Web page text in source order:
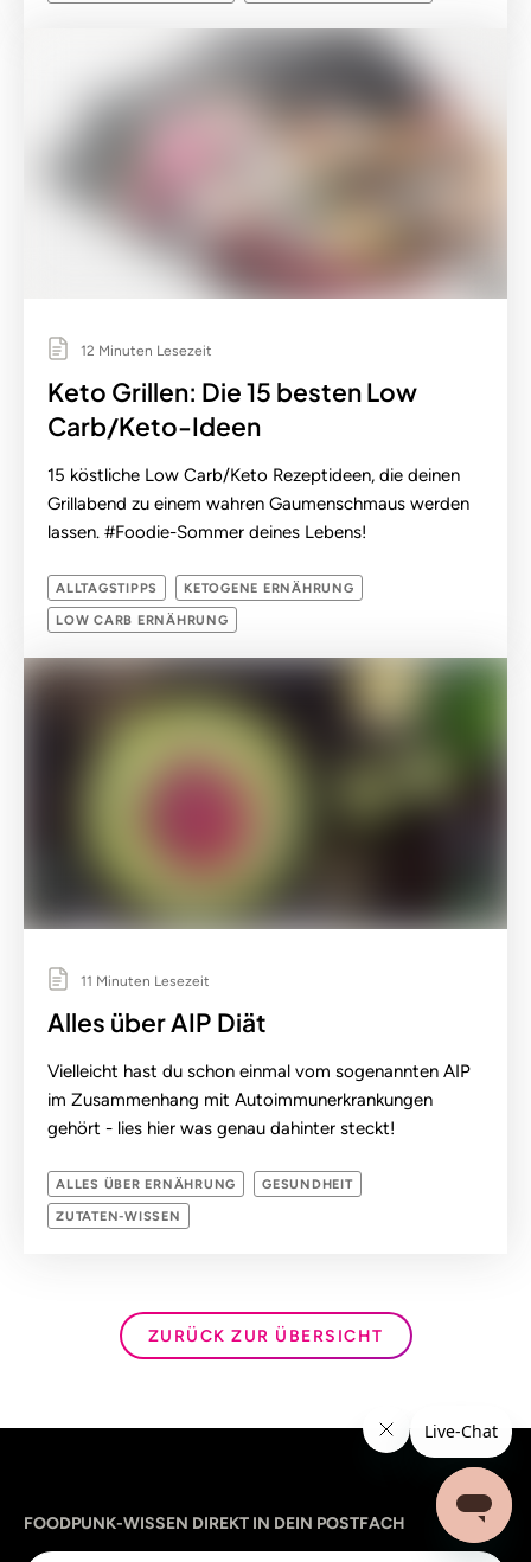
12 Minuten Lesezeit
Keto Grillen: Die 15 besten Low
Carb/Keto-Ideen
15 köstliche Low Carb/Keto Rezeptideen, die deinen
Grillabend zu einem wahren Gaumenschmaus werden
lassen. #Foodie-Sommer deines Lebens!
ALLTAGSTIPPS KETOGENE ERNÄHRUNG
LOW CARB ERNÄHRUNG
11 Minuten Lesezeit
Alles über AIP Diät
Vielleicht hast du schon einmal vom sogenannten AIP
im Zusammenhang mit Autoimmunerkrankungen
gehört - lies hier was genau dahinter steckt!
ALLES ÜBER ERNÄHRUNG GESUNDHEIT
ZUTATEN-WISSEN
ZURÜCK ZUR ÜBERSICHT
FOODPUNK-WISSEN DIREKT IN DEIN POSTFACH